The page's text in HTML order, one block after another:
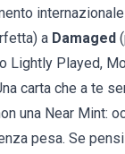
a Damaged
Lightly Played,
carta che a te
una Near Mint:
pesa. Se